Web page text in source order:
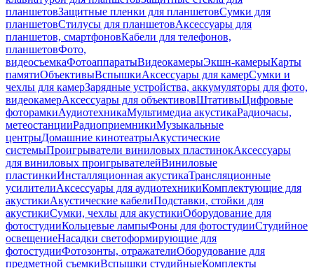
планшетовЗащитные пленки для планшетовСумки для
планшетовСтилусы для планшетовАксессуары для
планшетов, смартфоновКабели для телефонов,
планшетовФото,
видеосъемкаФотоаппаратыВидеокамерыЭкшн-камерыКарты
памятиОбъективыВспышкиАксессуары для камерСумки и
чехлы для камерЗарядные устройства, аккумуляторы для фото,
видеокамерАксессуары для объективовШтативыЦифровые
фоторамкиАудиотехникаМультимедиа акустикаРадиочасы,
метеостанцииРадиоприемникиМузыкальные
центрыДомашние кинотеатрыАкустические
системыПроигрыватели виниловых пластинокАксессуары
для виниловых проигрывателейВиниловые
пластинкиИнсталляционная акустикаТрансляционные
усилителиАксессуары для аудиотехникиКомплектующие для
акустикиАкустические кабелиПодставки, стойки для
акустикиСумки, чехлы для акустикиОборудование для
фотостудииКольцевые лампыФоны для фотостудииСтудийное
освещениеНасадки светоформирующие для
фотостудииФотозонты, отражателиОборудование для
предметной съемкиВспышки студийныеКомплекты